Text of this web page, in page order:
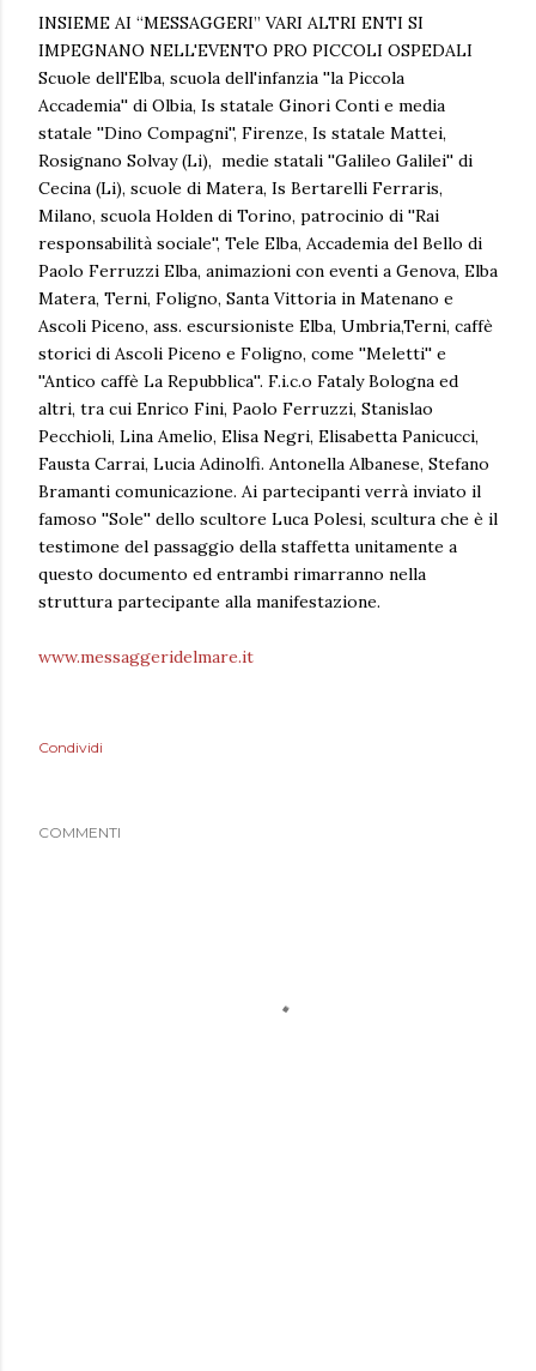
INSIEME AI “MESSAGGERI” VARI ALTRI ENTI SI
IMPEGNANO NELL'EVENTO PRO PICCOLI OSPEDALI
Scuole dell'Elba, scuola dell'infanzia ''la Piccola
Accademia'' di Olbia, Is statale Ginori Conti e media
statale ''Dino Compagni'', Firenze, Is statale Mattei,
Rosignano Solvay (Li), medie statali ''Galileo Galilei'' di
Cecina (Li), scuole di Matera, Is Bertarelli Ferraris,
Milano, scuola Holden di Torino, patrocinio di ''Rai
responsabilità sociale'', Tele Elba, Accademia del Bello di
Paolo Ferruzzi Elba, animazioni con eventi a Genova, Elba
Matera, Terni, Foligno, Santa Vittoria in Matenano e
Ascoli Piceno, ass. escursioniste Elba, Umbria,Terni, caffè
storici di Ascoli Piceno e Foligno, come ''Meletti'' e
''Antico caffè La Repubblica''. F.i.c.o Fataly Bologna ed
altri, tra cui Enrico Fini, Paolo Ferruzzi, Stanislao
Pecchioli, Lina Amelio, Elisa Negri, Elisabetta Panicucci,
Fausta Carrai, Lucia Adinolfi. Antonella Albanese, Stefano
Bramanti comunicazione. Ai partecipanti verrà inviato il
famoso ''Sole'' dello scultore Luca Polesi, scultura che è il
testimone del passaggio della staffetta unitamente a
questo documento ed entrambi rimarranno nella
struttura partecipante alla manifestazione.
www.messaggeridelmare.it
Condividi
COMMENTI